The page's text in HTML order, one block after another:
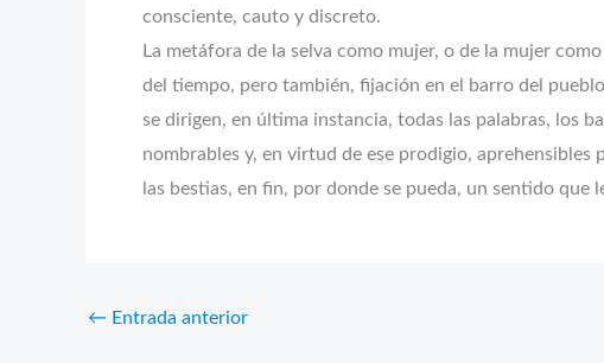
consciente, cauto y discreto.
La metáfora de la selva como mujer, o de la mujer
del tiempo, pero también, fijación en el barro del
se dirigen, en última instancia, todas las palabras, los
nombrables y, en virtud de ese prodigio, aprehensibles
las bestias, en fin, por donde se pueda, un sentido que
← Entrada anterior